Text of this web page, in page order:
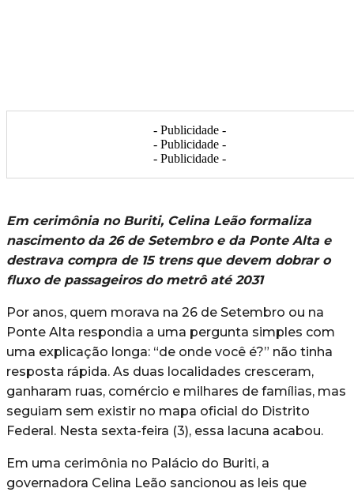
- Publicidade -
- Publicidade -
- Publicidade -
Em cerimônia no Buriti, Celina Leão formaliza
nascimento da 26 de Setembro e da Ponte Alta e
destrava compra de 15 trens que devem dobrar o
fluxo de passageiros do metrô até 2031
Por anos, quem morava na 26 de Setembro ou na
Ponte Alta respondia a uma pergunta simples com
uma explicação longa: “de onde você é?” não tinha
resposta rápida. As duas localidades cresceram,
ganharam ruas, comércio e milhares de famílias, mas
seguiam sem existir no mapa oficial do Distrito
Federal. Nesta sexta-feira (3), essa lacuna acabou.
Em uma cerimônia no Palácio do Buriti, a
governadora Celina Leão sancionou as leis que